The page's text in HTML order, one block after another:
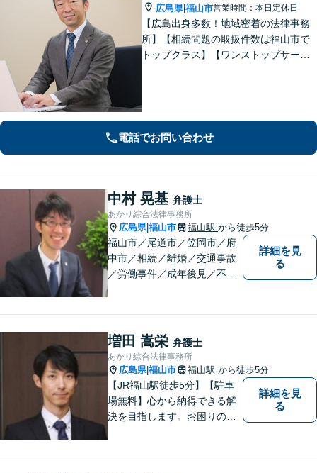
広島県|福山市営業時間：本日定休日
【広島出身多数！地域密着の法律事務
所】【相続問題の取扱件数は福山市で
トップクラス】【ワンストップサービ
野に対応」
電話でお問い合わせ
中村 晃基 弁護士
あかり綜合法律事務所
広島県|福山市 福山駅 から徒歩5分
福山市／尾道市／笠岡市／府
中市／相続／離婚／交通事故
／労働事件／成年後見／不動
綜合法律事務所／T）０８４－
９８３－２３６０／F）０８４
ー９８３－２３６１
詳細を見
る
増田 嵩栄 弁護士
あかり綜合法律事務所
広島県|福山市 福山駅 から徒歩5分
【JR福山駅徒歩5分】【駐車
場無料】心から納得できる解
決を目指します。お困りの方
詳細を見
る